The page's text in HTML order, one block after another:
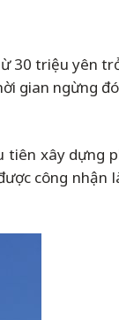
30 triệu yên
gian ngừng
tiên xây dựng
công nhận